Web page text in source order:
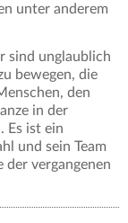
unter anderem
sind unglaublich
bewegen, die
den
in der
Es ist ein
und sein Team
vergangenen